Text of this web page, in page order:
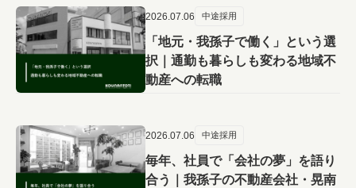
2026.07.06 中途採用
「地元・我孫子で働く」という選
択｜通勤も暮らしも変わる地域不
動産への転職
2026.07.06 中途採用
毎年、社員で「会社の夢」を語り
合う｜我孫子の不動産会社・晃南